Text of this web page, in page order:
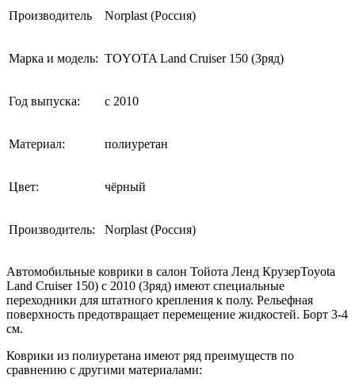
Производитель Norplast (Россия)
Марка и модель: TOYOTA Land Cruiser 150 (3ряд)
Год выпуска: с 2010
Материал: полиуретан
Цвет: чёрный
Производитель: Norplast (Россия)
Автомобильные коврики в салон Тойота Ленд КрузерToyota
Land Cruiser 150) с 2010 (3ряд) имеют специальные
переходники для штатного крепления к полу. Рельефная
поверхность предотвращает перемещение жидкостей. Борт 3-4
см.
Коврики из полиуретана имеют ряд преимуществ по
сравнению с другими материалами: